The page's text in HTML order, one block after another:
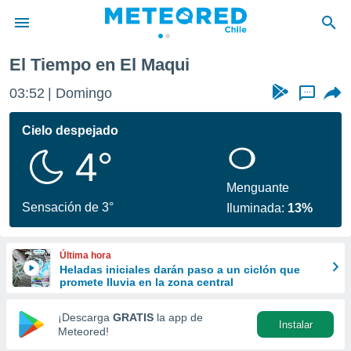
de
por
se
calidad.
a este
las
y
forma
digital
basada
El Tiempo en El Maqui
03:52 Domingo ...
Cielo despejado
4°
Sensación de 3°
Menguante
Iluminada: 13%
Última hora
Heladas iniciales darán paso a un ciclón que
promete lluvia en la zona central
¡Descarga GRATIS la app de
Meteored!
Instalar